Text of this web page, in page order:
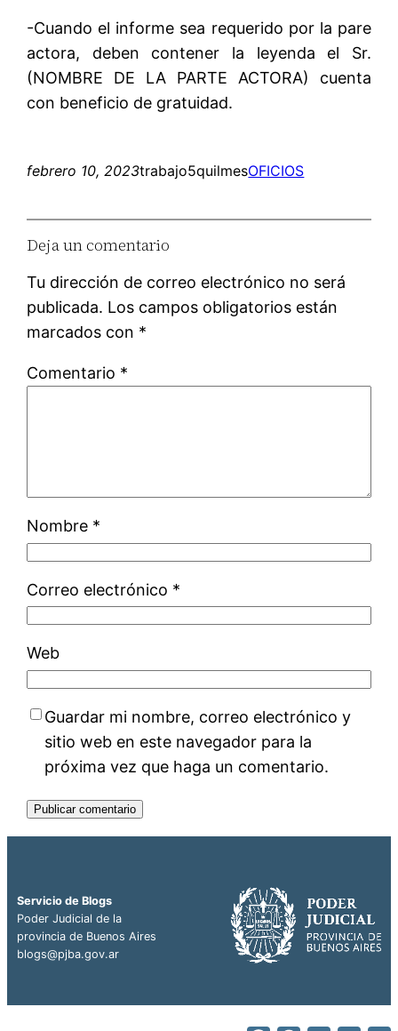
-Cuando el informe sea requerido por la pare
actora, deben contener la leyenda el Sr.
(NOMBRE DE LA PARTE ACTORA) cuenta
con beneficio de gratuidad.
febrero 10, 2023trabajo5quilmesOFICIOS
Deja un comentario
Tu dirección de correo electrónico no será
publicada. Los campos obligatorios están
marcados con *
Comentario *
Nombre *
Correo electrónico *
Web
Guardar mi nombre, correo electrónico y
sitio web en este navegador para la
próxima vez que haga un comentario.
Servicio de Blogs
Poder Judicial de la
provincia de Buenos Aires
blogs@pjba.gov.ar